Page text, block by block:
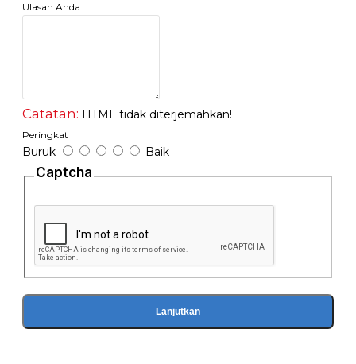
Ulasan Anda
Catatan: HTML tidak diterjemahkan!
Peringkat
Buruk Baik
Captcha
Lanjutkan